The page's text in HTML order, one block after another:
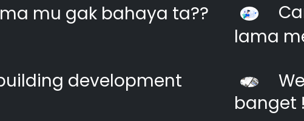
mu gak bahaya ta??
lama
development
banget